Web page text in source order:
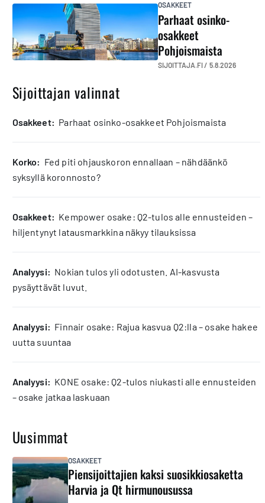
OSAKKEET
Parhaat osinko-
osakkeet
Pohjoismaista
SIJOITTAJA.FI / 5.8.2026
Sijoittajan valinnat
osakkeet: Parhaat osinko-osakkeet Pohjoismaista
korko: Fed piti ohjauskoron ennallaan – nähdäänkö
syksyllä koronnosto?
osakkeet: Kempower osake: Q2-tulos alle ennusteiden –
hiljentynyt latausmarkkina näkyy tilauksissa
analyysi: Nokian tulos yli odotusten. AI-kasvusta
pysäyttävät luvut.
analyysi: Finnair osake: Rajua kasvua Q2:lla – osake hakee
uutta suuntaa
analyysi: KONE osake: Q2-tulos niukasti alle ennusteiden
– osake jatkaa laskuaan
Uusimmat
OSAKKEET
Piensijoittajien kaksi suosikkiosaketta
Harvia ja Qt hirmunousussa